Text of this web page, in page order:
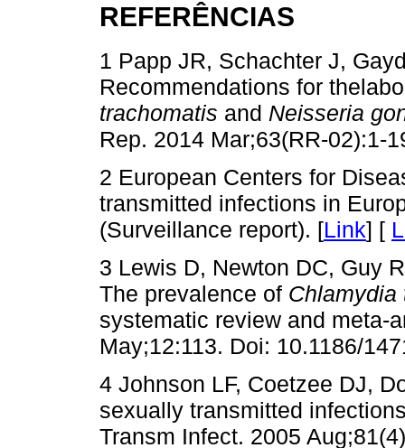
REFERÊNCIAS
1 Papp JR, Schachter J,
Recommendations for
trachomatis and Neisseria
Rep. 2014 Mar;63(RR-02):1-
2 European Centers for
transmitted infections in
(Surveillance report). [Link] [
3 Lewis D, Newton DC, Guy
The prevalence of Chlamydia
systematic review and meta-
May;12:113. Doi: 10.1186/
4 Johnson LF, Coetzee DJ,
sexually transmitted
Transm Infect. 2005